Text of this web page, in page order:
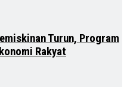
Turun, Program
Rakyat